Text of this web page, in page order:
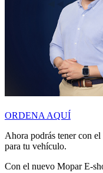
ORDENA AQUÍ
Ahora podrás tener con
para tu vehículo.
Con el nuevo Mopar E-